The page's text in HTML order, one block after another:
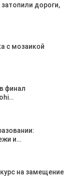
дороги,
с мозаикой
финал
и…
на замещение